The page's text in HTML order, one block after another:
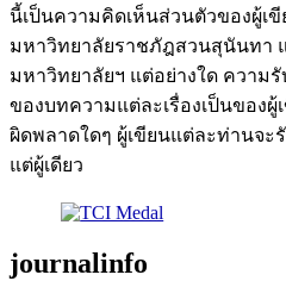
นี้เป็นความคิดเห็นส่วนตัวของผู้เ
มหาวิทยาลัยราชภัฎสวนสุนันทา
มหาวิทยาลัยฯ แต่อย่างใด ความ
ของบทความแต่ละเรื่องเป็นของ
ผิดพลาดใดๆ ผู้เขียนแต่ละท่านจะ
แต่ผู้เดียว
journalinfo